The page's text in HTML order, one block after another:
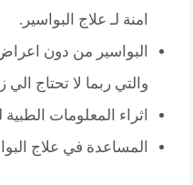
امنة لـ علاج البواسير.
البواسير من دون
والتي ربما لا تحتاج الي
اثراء المعلومات
المساعدة في علاج